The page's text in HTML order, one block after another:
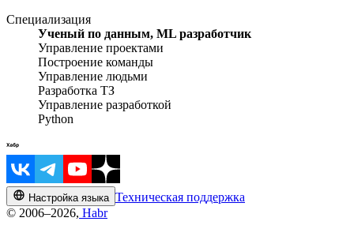
Специализация
Ученый по данным, ML разработчик
Управление проектами
Построение команды
Управление людьми
Разработка ТЗ
Управление разработкой
Python
Настройка языка Техническая поддержка
© 2006–2026, Habr